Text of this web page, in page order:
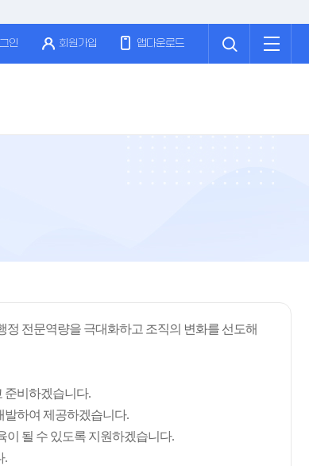
인 회원가입 앱다운로드
뉴
전문역량을 극대화하고 조직의 변화를 선도해
준비하겠습니다.
발하여 제공하겠습니다.
이 될 수 있도록 지원하겠습니다.
.